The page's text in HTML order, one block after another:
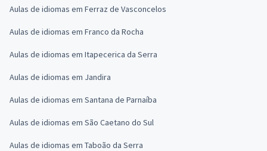
Aulas de idiomas em Ferraz de Vasconcelos
Aulas de idiomas em Franco da Rocha
Aulas de idiomas em Itapecerica da Serra
Aulas de idiomas em Jandira
Aulas de idiomas em Santana de Parnaíba
Aulas de idiomas em São Caetano do Sul
Aulas de idiomas em Taboão da Serra